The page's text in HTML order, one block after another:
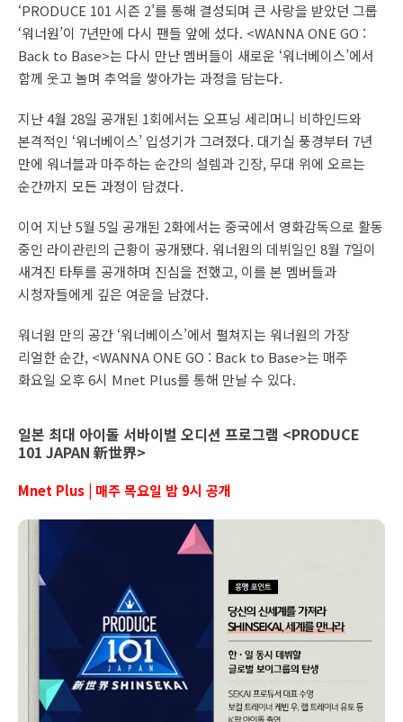
‘PRODUCE 101 시즌 2’를 통해 결성되며 큰 사랑을 받았던 그룹
‘워너원’이 7년만에 다시 팬들 앞에 섰다. <WANNA ONE GO :
Back to Base>는 다시 만난 멤버들이 새로운 ‘워너베이스’에서
함께 웃고 놀며 추억을 쌓아가는 과정을 담는다.
지난 4월 28일 공개된 1회에서는 오프닝 세리머니 비하인드와
본격적인 ‘워너베이스’ 입성기가 그려졌다. 대기실 풍경부터 7년
만에 워너블과 마주하는 순간의 설렘과 긴장, 무대 위에 오르는
순간까지 모든 과정이 담겼다.
이어 지난 5월 5일 공개된 2화에서는 중국에서 영화감독으로 활동
중인 라이관린의 근황이 공개됐다. 워너원의 데뷔일인 8월 7일이
새겨진 타투를 공개하며 진심을 전했고, 이를 본 멤버들과
시청자들에게 깊은 여운을 남겼다.
워너원 만의 공간 ‘워너베이스’에서 펼쳐지는 워너원의 가장
리얼한 순간, <WANNA ONE GO : Back to Base>는 매주
화요일 오후 6시 Mnet Plus를 통해 만날 수 있다.
일본 최대 아이돌 서바이벌 오디션 프로그램 <PRODUCE
101 JAPAN 新世界>
Mnet Plus | 매주 목요일 밤 9시 공개